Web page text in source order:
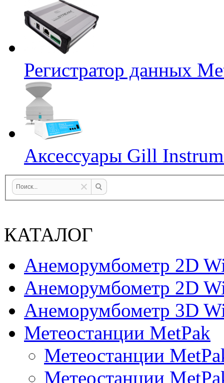
Регистратор данных
Аксессуары Gill
КАТАЛОГ
Анеморумбометр 2D
Анеморумбометр 2D
Анеморумбометр 3D
Метеостанции MetPak
Метеостанции
Метеостанции